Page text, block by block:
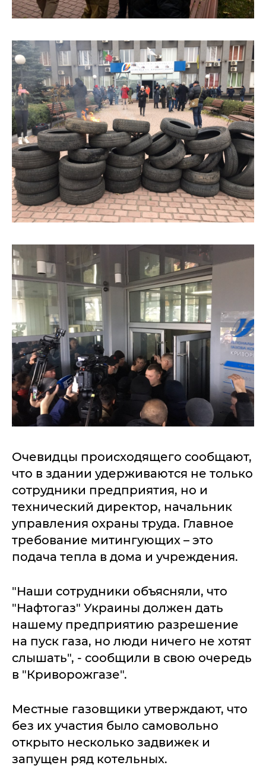
Очевидцы происходящего сообщают,
что в здании удерживаются не только
сотрудники предприятия, но и
технический директор, начальник
управления охраны труда. Главное
требование митингующих – это
подача тепла в дома и учреждения.
"Наши сотрудники объясняли, что
"Нафтогаз" Украины должен дать
нашему предприятию разрешение
на пуск газа, но люди ничего не хотят
слышать", - сообщили в свою очередь
в "Криворожгазе".
Местные газовщики утверждают, что
без их участия было самовольно
открыто несколько задвижек и
запущен ряд котельных.